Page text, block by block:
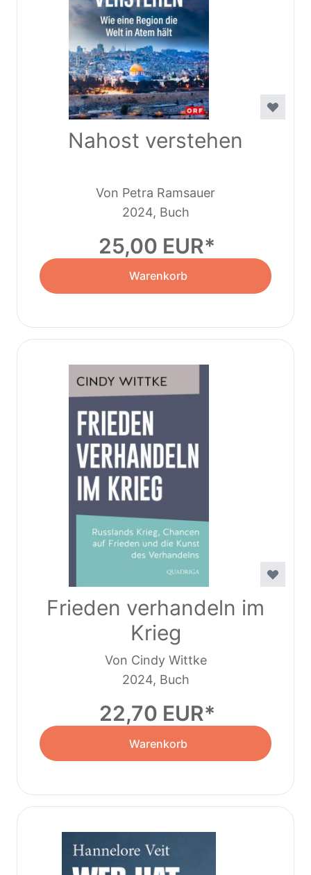
Nahost verstehen
Von Petra Ramsauer
2024, Buch
25,00 EUR
Warenkorb
Frieden verhandeln im
Krieg
Von Cindy Wittke
2024, Buch
22,70 EUR
Warenkorb